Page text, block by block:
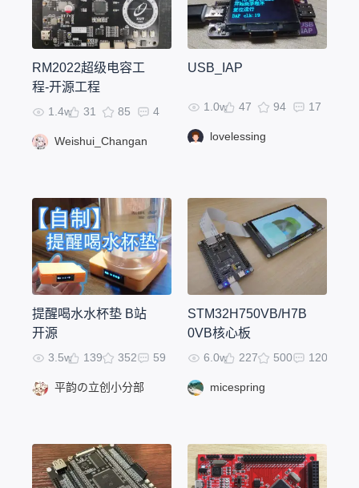
RM2022超级电容工
程-开源工程
1.4w 31 85 4
Weishui_Changan
USB_IAP
1.0w 47 94 17
lovelessing
提醒喝水水杯垫 B站
开源
3.5w 139 352 59
平韵の立创小分部
STM32H750VB/H7B
0VB核心板
6.0w 227 500 120
micespring